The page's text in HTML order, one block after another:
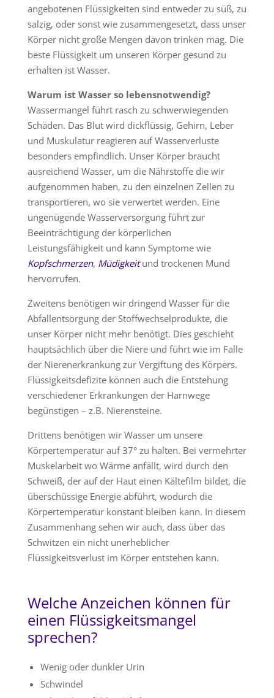
angebotenen Flüssigkeiten sind entweder zu süß, zu
salzig, oder sonst wie zusammengesetzt, dass unser
Körper nicht große Mengen davon trinken mag. Die
beste Flüssigkeit um unseren Körper gesund zu
erhalten ist Wasser.
Warum ist Wasser so lebensnotwendig?
Wassermangel führt rasch zu schwerwiegenden
Schäden. Das Blut wird dickflüssig, Gehirn, Leber
und Muskulatur reagieren auf Wasserverluste
besonders empfindlich. Unser Körper braucht
ausreichend Wasser, um die Nährstoffe die wir
aufgenommen haben, zu den einzelnen Zellen zu
transportieren, wo sie verwertet werden. Eine
ungenügende Wasserversorgung führt zur
Beeinträchtigung der körperlichen
Leistungsfähigkeit und kann Symptome wie
Kopfschmerzen, Müdigkeitund trockenen Mund
hervorrufen.
Zweitens benötigen wir dringend Wasser für die
Abfallentsorgung der Stoffwechselprodukte, die
unser Körper nicht mehr benötigt. Dies geschieht
hauptsächlich über die Niere und führt wie im Falle
der Nierenerkrankung zur Vergiftung des Körpers.
Flüssigkeitsdefizite können auch die Entstehung
verschiedener Erkrankungen der Harnwege
begünstigen – z.B. Nierensteine.
Drittens benötigen wir Wasser um unsere
Körpertemperatur auf 37° zu halten. Bei vermehrter
Muskelarbeit wo Wärme anfällt, wird durch den
Schweiß, der auf der Haut einen Kältefilm bildet, die
überschüssige Energie abführt, wodurch die
Körpertemperatur konstant bleiben kann. In diesem
Zusammenhang sehen wir auch, dass über das
Schwitzen ein nicht unerheblicher
Flüssigkeitsverlust im Körper entstehen kann.
Welche Anzeichen können für
einen Flüssigkeitsmangel
sprechen?
Wenig oder dunkler Urin
Schwindel